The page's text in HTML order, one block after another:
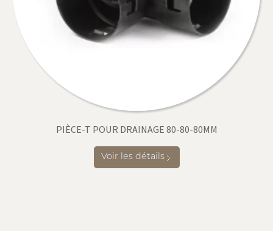
PIÈCE-T POUR DRAINAGE 80-80-80MM
Voir les détails